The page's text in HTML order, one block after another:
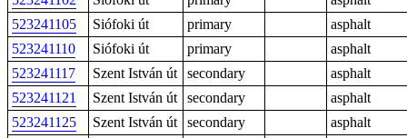
523241105
Siófoki út primary
asphalt
523241110
Siófoki út primary
asphalt
523241117
Szent István út secondary
asphalt
523241121
Szent István út secondary
asphalt
523241125
Szent István út secondary
asphalt